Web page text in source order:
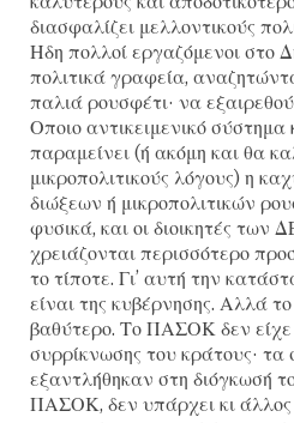
διασφαλίζει μελλοντικούς
Ηδη πολλοί εργαζόμενοι στο
πολιτικά γραφεία,
παλιά ρουσφέτι· να
Οποιο αντικειμενικό σύστημα
παραμείνει (ή ακόμη και θα
μικροπολιτικούς λόγους) η
διώξεων ή μικροπολιτικών
φυσικά, και οι διοικητές
χρειάζονται περισσότερο
το τίποτε. Γι’ αυτή την
είναι της κυβέρνησης. Αλλά
βαθύτερο. Το ΠΑΣΟΚ δεν είχε
συρρίκνωσης του κράτους· τα
εξαντλήθηκαν στη διόγκωσή
ΠΑΣΟΚ, δεν υπάρχει κι άλλος